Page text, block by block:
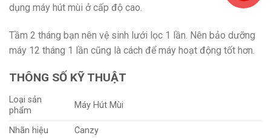
dụng máy hút mùi ở cấp độ cao.
Tầm 2 tháng bạn nên vệ sinh lưới lọc 1 lần. Nên bảo dưỡng
máy 12 tháng 1 lần cũng là cách để máy hoạt động tốt hơn.
THÔNG SỐ KỸ THUẬT
Loại sản
phẩm
Máy Hút Mùi
Nhãn hiệu
Canzy